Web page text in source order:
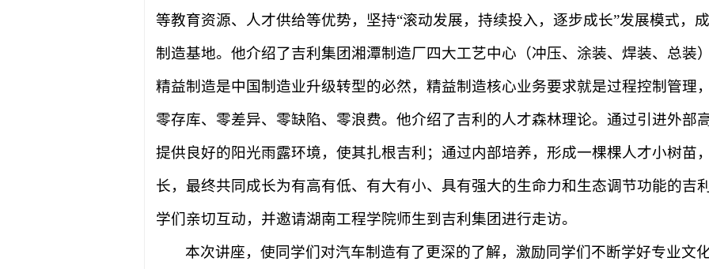
等教育资源、人才供给等优势，坚持“滚动发展，持续投入，逐步成长”发展模式，
制造基地。他介绍了吉利集团湘潭制造厂四大工艺中心（冲压、涂装、焊装、总装
精益制造是中国制造业升级转型的必然，精益制造核心业务要求就是过程控制管理
零存库、零差异、零缺陷、零浪费。他介绍了吉利的人才森林理论。通过引进外部
提供良好的阳光雨露环境，使其扎根吉利；通过内部培养，形成一棵棵人才小树苗
长，最终共同成长为有高有低、有大有小、具有强大的生命力和生态调节功能的吉
学们亲切互动，并邀请湖南工程学院师生到吉利集团进行走访。
本次讲座，使同学们对汽车制造有了更深的了解，激励同学们不断学好专业文